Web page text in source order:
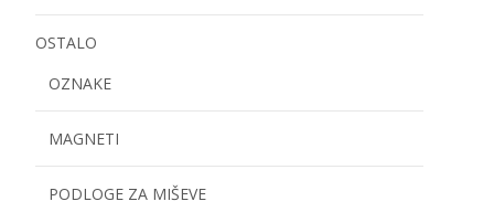
OSTALO
OZNAKE
MAGNETI
PODLOGE ZA MIŠEVE